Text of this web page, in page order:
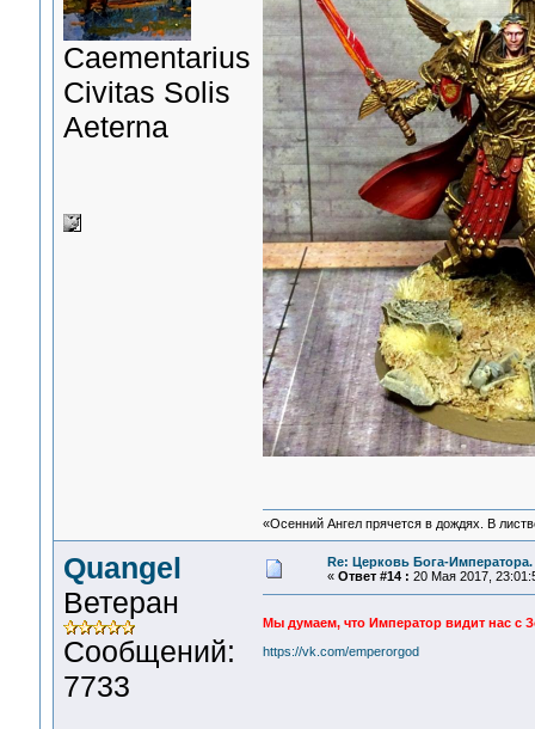
Сaementarius
Civitas Solis
Aeterna
«Осенний Ангел прячется в дождях. В
Quangel
Ветеран
Сообщений:
7733
Re: Церковь Бога-Императора.
« Ответ #14 : 20 Мая 2017,
Мы думаем, что Император видит нас с
https://vk.com/emperorgod